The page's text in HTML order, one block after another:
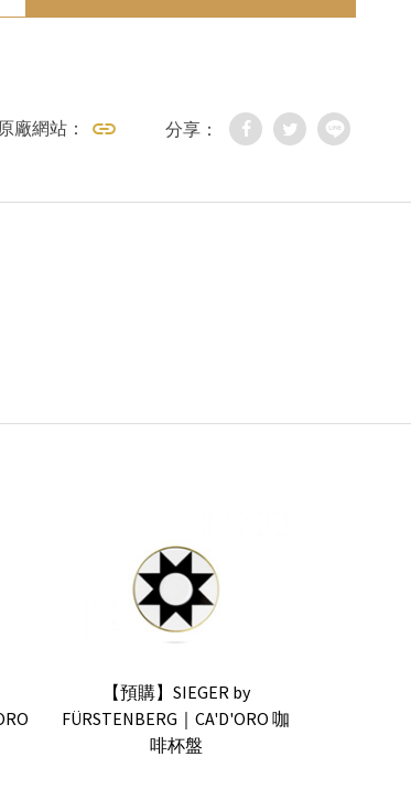
原廠網站： 分享：
【預購】SIEGER by
FÜRSTENBERG｜CA'D'ORO 咖
啡杯盤